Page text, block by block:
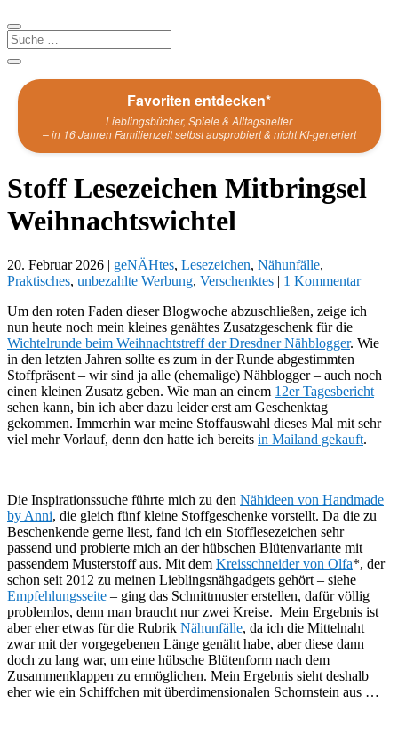
Favoriten entdecken*
Lieblingsbücher, Spiele & Alltagshelfer
– in 16 Jahren Familienzeit selbst ausprobiert & nicht KI-generiert
Stoff Lesezeichen Mitbringsel
Weihnachtswichtel
20. Februar 2026 | geNÄHtes, Lesezeichen, Nähunfälle,
Praktisches, unbezahlte Werbung, Verschenktes | 1 Kommentar
Um den roten Faden dieser Blogwoche abzuschließen, zeige ich
nun heute noch mein kleines genähtes Zusatzgeschenk für die
Wichtelrunde beim Weihnachtstreff der Dresdner Nähblogger. Wie
in den letzten Jahren sollte es zum in der Runde abgestimmten
Stoffpräsent – wir sind ja alle (ehemalige) Nähblogger – auch noch
einen kleinen Zusatz geben. Wie man an einem 12er Tagesbericht
sehen kann, bin ich aber dazu leider erst am Geschenktag
gekommen. Immerhin war meine Stoffauswahl dieses Mal mit sehr
viel mehr Vorlauf, denn den hatte ich bereits in Mailand gekauft.
Die Inspirationssuche führte mich zu den Nähideen von Handmade
by Anni, die gleich fünf kleine Stoffgeschenke vorstellt. Da die zu
Beschenkende gerne liest, fand ich ein Stofflesezeichen sehr
passend und probierte mich an der hübschen Blütenvariante mit
passendem Musterstoff aus. Mit dem Kreisschneider von Olfa*, der
schon seit 2012 zu meinen Lieblingsnähgadgets gehört – siehe
Empfehlungsseite – ging das Schnittmuster erstellen, dafür völlig
problemlos, denn man braucht nur zwei Kreise. Mein Ergebnis ist
aber eher etwas für die Rubrik Nähunfälle, da ich die Mittelnaht
zwar mit der vorgegebenen Länge genäht habe, aber diese dann
doch zu lang war, um eine hübsche Blütenform nach dem
Zusammenklappen zu ermöglichen. Mein Ergebnis sieht deshalb
eher wie ein Schiffchen mit überdimensionalen Schornstein aus …